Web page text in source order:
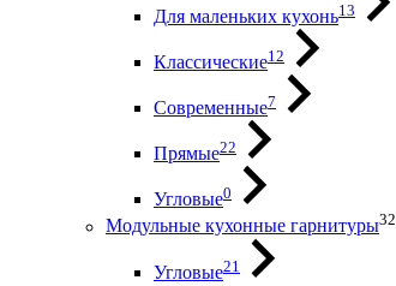
Для маленьких кухонь13
Классические12
Современные7
Прямые22
Угловые0
Модульные кухонные гарнитуры32
Угловые21